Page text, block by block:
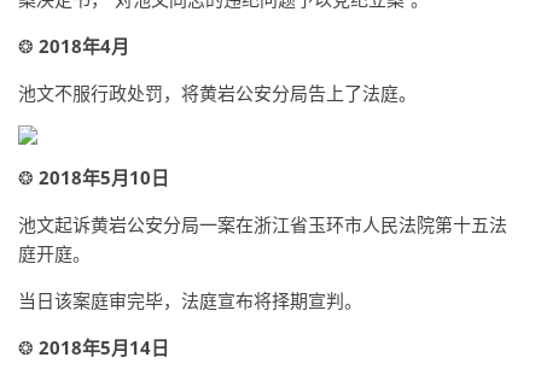
❂ 2018年4月
池文不服行政处罚，将黄岩公安分局告上了法庭。
❂ 2018年5月10日
池文起诉黄岩公安分局一案在浙江省玉环市人民法院第十五法
庭开庭。
当日该案庭审完毕，法庭宣布将择期宣判。
❂ 2018年5月14日